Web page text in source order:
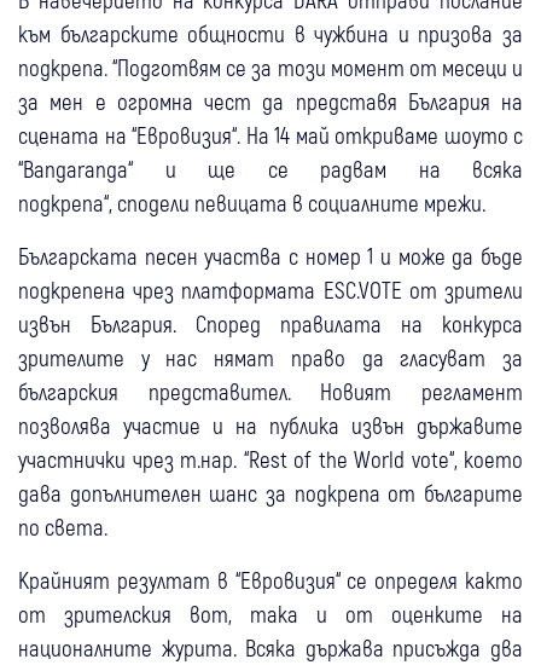
към българските общности в чужбина и призова за
подкрепа. “Подготвям се за този момент от месеци и
за мен е огромна чест да представя България на
сцената на “Евровизия“. На 14 май откриваме шоуто с
“Bangaranga“ и ще се радвам на всяка
подкрепа“, сподели певицата в социалните мрежи.
Българската песен участва с номер 1 и може да бъде
подкрепена чрез платформата ESC.VOTE от зрители
извън България. Според правилата на конкурса
зрителите у нас нямат право да гласуват за
българския представител. Новият регламент
позволява участие и на публика извън държавите
участнички чрез т.нар. “Rest of the World vote“, което
дава допълнителен шанс за подкрепа от българите
по света.
Крайният резултат в “Евровизия“ се определя както
от зрителския вот, така и от оценките на
националните журита. Всяка държава присъжда два